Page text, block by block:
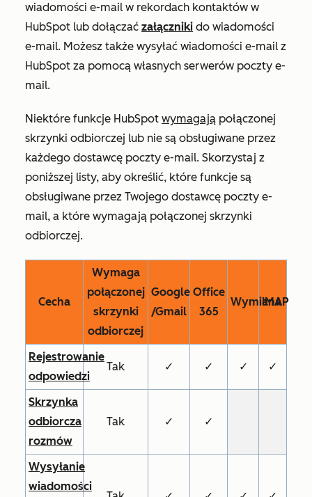
wiadomości e-mail w rekordach kontaktów w
HubSpot lub dołączać załączniki do wiadomości
e-mail. Możesz także wysyłać wiadomości e-mail z
HubSpot za pomocą własnych serwerów poczty e-
mail.
Niektóre funkcje HubSpot wymagają połączonej
skrzynki odbiorczej lub nie są obsługiwane przez
każdego dostawcę poczty e-mail. Skorzystaj z
poniższej listy, aby określić, które funkcje są
obsługiwane przez Twojego dostawcę poczty e-
mail, a które wymagają połączonej skrzynki
odbiorczej.
Cecha
Wymaga
połączonej
skrzynki
odbiorczej
Google
/Gmail
Office
365
Wymiana
IMAP
Rejestrowanie
odpowiedzi
Tak ✓ ✓ ✓ ✓
Skrzynka
odbiorcza
rozmów
Tak ✓ ✓
Wysyłanie
wiadomości